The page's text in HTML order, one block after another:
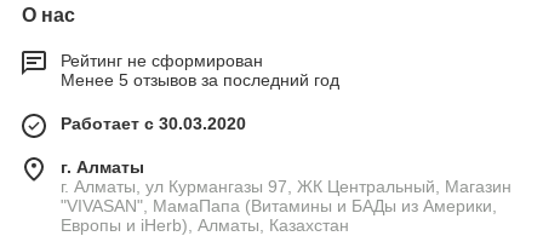
О нас
Рейтинг не сформирован
Менее 5 отзывов за последний год
Работает с 30.03.2020
г. Алматы
г. Алматы, ул Курмангазы 97, ЖК Центральный, Магазин
"VIVASAN", МамаПапа (Витамины и БАДы из Америки,
Европы и iHerb), Алматы, Казахстан